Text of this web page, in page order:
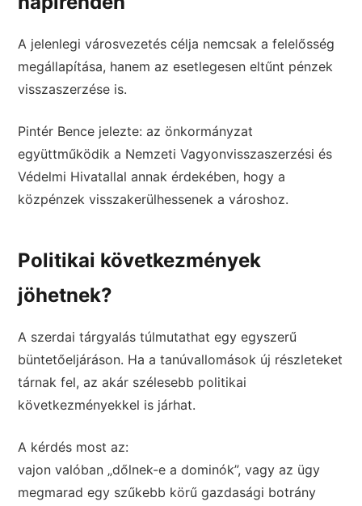
A jelenlegi városvezetés célja nemcsak a felelősség
megállapítása, hanem az esetlegesen eltűnt pénzek
visszaszerzése is.
Pintér Bence jelezte: az önkormányzat
együttműködik a Nemzeti Vagyonvisszaszerzési és
Védelmi Hivatallal annak érdekében, hogy a
közpénzek visszakerülhessenek a városhoz.
Politikai következmények
jöhetnek?
A szerdai tárgyalás túlmutathat egy egyszerű
büntetőeljáráson. Ha a tanúvallomások új részleteket
tárnak fel, az akár szélesebb politikai
következményekkel is járhat.
A kérdés most az:
vajon valóban „dőlnek-e a dominók”, vagy az ügy
megmarad egy szűkebb körű gazdasági botrány